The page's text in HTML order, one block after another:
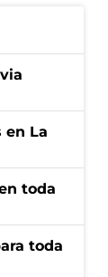
en La
toda
toda